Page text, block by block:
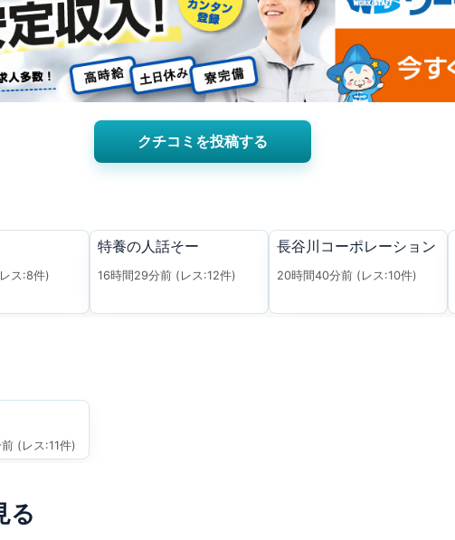
クチコミを投稿する
ス:8件)
特養の人話そー
16時間29分前 (レス:12件)
長谷川コーポレーション
20時間40分前 (レス:10件)
(レス:11件)
る